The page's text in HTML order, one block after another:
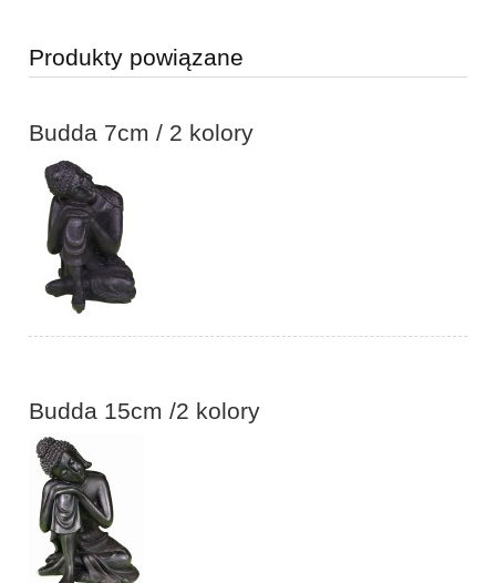
Produkty powiązane
Budda 7cm / 2 kolory
Budda 15cm /2 kolory